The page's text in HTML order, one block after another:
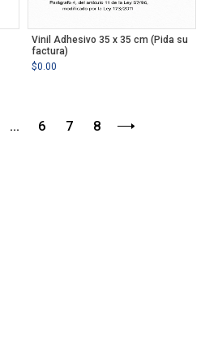
Vinil Adhesivo 35 x 35 cm (Pida su
factura)
$0.00
… 6 7 8